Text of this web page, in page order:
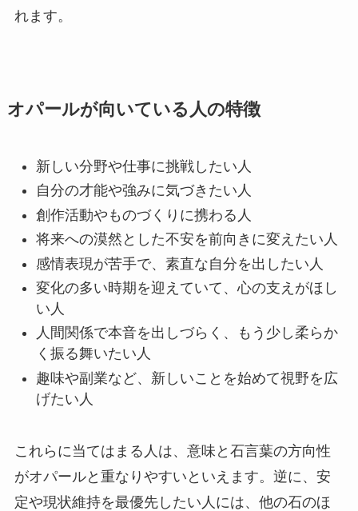
れます。
オパールが向いている人の特徴
新しい分野や仕事に挑戦したい人
自分の才能や強みに気づきたい人
創作活動やものづくりに携わる人
将来への漠然とした不安を前向きに変えたい人
感情表現が苦手で、素直な自分を出したい人
変化の多い時期を迎えていて、心の支えがほし
い人
人間関係で本音を出しづらく、もう少し柔らか
く振る舞いたい人
趣味や副業など、新しいことを始めて視野を広
げたい人
これらに当てはまる人は、意味と石言葉の方向性
がオパールと重なりやすいといえます。逆に、安
定や現状維持を最優先したい人には、他の石のほ